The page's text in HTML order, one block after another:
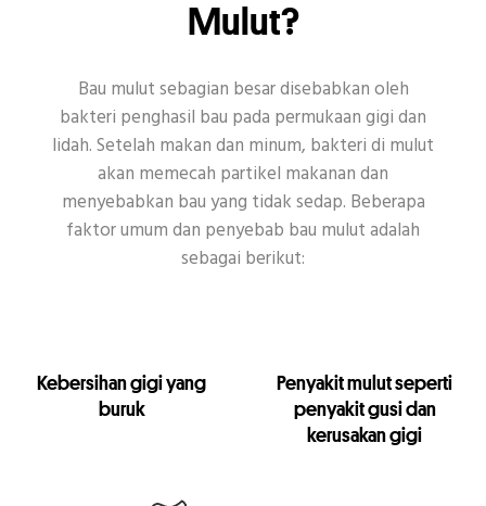
Sikat Gigi Senyum
Kecantikan
Other
Mulut?
Bau mulut sebagian besar disebabkan oleh
bakteri penghasil bau pada permukaan gigi dan
lidah. Setelah makan dan minum, bakteri di mulut
akan memecah partikel makanan dan
menyebabkan bau yang tidak sedap. Beberapa
faktor umum dan penyebab bau mulut adalah
sebagai berikut:
Kebersihan gigi yang
buruk
Penyakit mulut seperti
penyakit gusi dan
kerusakan gigi